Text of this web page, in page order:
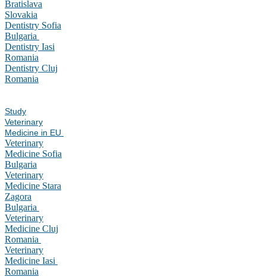
Bratislava
Slovakia
Dentistry Sofia
Bulgaria
Dentistry Iasi
Romania
Dentistry Cluj
Romania
Study
Veterinary
Medicine in EU
Veterinary
Medicine Sofia
Bulgaria
Veterinary
Medicine Stara
Zagora
Bulgaria
Veterinary
Medicine Cluj
Romania
Veterinary
Medicine Iasi
Romania